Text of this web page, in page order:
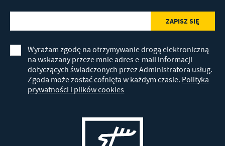
Wyrażam zgodę na otrzymywanie drogą elektroniczną
na wskazany przeze mnie adres e-mail informacji
dotyczących świadczonych przez Administratora usług.
Zgoda może zostać cofnięta w każdym czasie. Polityka
prywatności i plików cookies